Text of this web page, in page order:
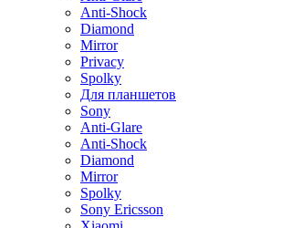
Anti-Shock
Diamond
Mirror
Privacy
Spolky
Для планшетов
Sony
Anti-Glare
Anti-Shock
Diamond
Mirror
Spolky
Sony Ericsson